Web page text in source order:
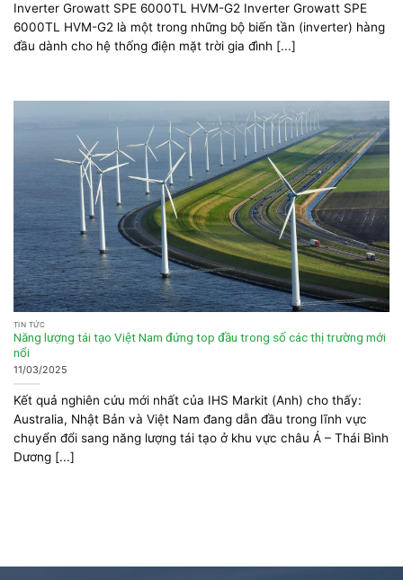
Inverter Growatt SPE 6000TL HVM-G2 Inverter Growatt SPE
6000TL HVM-G2 là một trong những bộ biến tần (inverter) hàng
đầu dành cho hệ thống điện mặt trời gia đình [...]
TIN TỨC
Năng lượng tái tạo Việt Nam đứng top đầu trong số các thị trường mới
nổi
11/03/2025
Kết quả nghiên cứu mới nhất của IHS Markit (Anh) cho thấy:
Australia, Nhật Bản và Việt Nam đang dẫn đầu trong lĩnh vực
chuyển đổi sang năng lượng tái tạo ở khu vực châu Á – Thái Bình
Dương [...]